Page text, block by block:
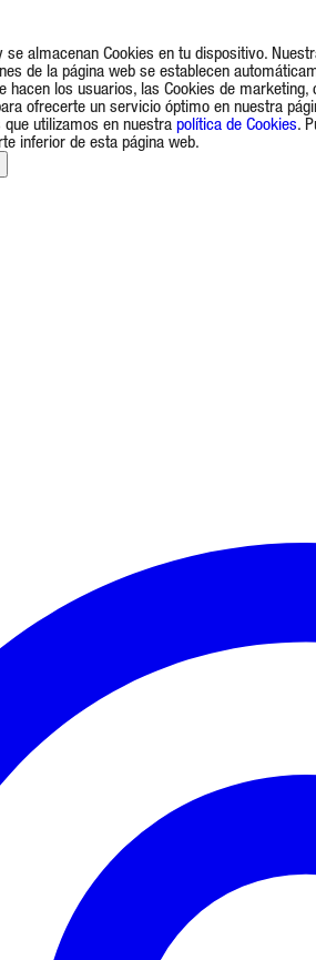
almacenan Cookies en tu dispositivo.
de la página web se establecen
los usuarios, las Cookies de
ofrecerte un servicio óptimo en nuestra
utilizamos en nuestra política de Cookies.
inferior de esta página web.